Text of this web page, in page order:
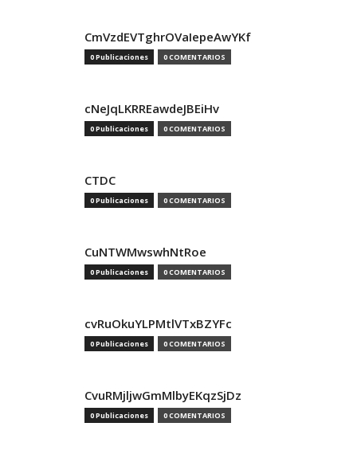
CmVzdEVTghrOVaIepeAwYKf
0 Publicaciones 0 COMENTARIOS
cNeJqLKRREawdeJBEiHv
0 Publicaciones 0 COMENTARIOS
CTDC
0 Publicaciones 0 COMENTARIOS
CuNTWMwswhNtRoe
0 Publicaciones 0 COMENTARIOS
cvRuOkuYLPMtlVTxBZYFc
0 Publicaciones 0 COMENTARIOS
CvuRMjljwGmMlbyEKqzSjDz
0 Publicaciones 0 COMENTARIOS